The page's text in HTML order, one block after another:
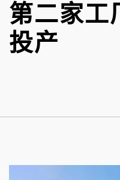
第二家工
投产